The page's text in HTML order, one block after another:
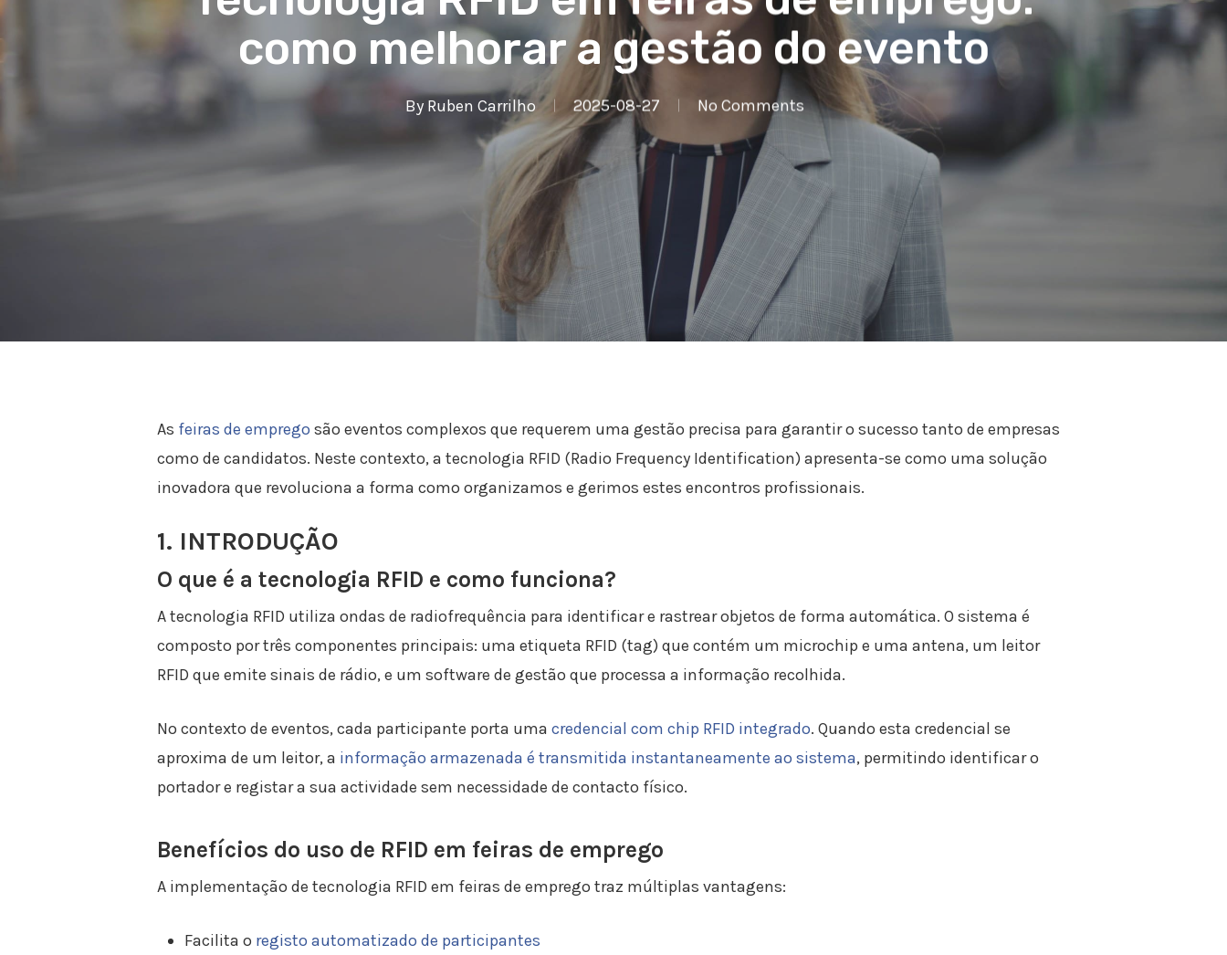
como melhorar a gestão do evento
By Ruben Carrilho 2025-08-27 No Comments
As feiras de emprego são eventos complexos que requerem uma gestão precisa para garantir o sucesso tanto de empresas
como de candidatos. Neste contexto, a tecnologia RFID (Radio Frequency Identification) apresenta-se como uma solução
inovadora que revoluciona a forma como organizamos e gerimos estes encontros profissionais.
1. INTRODUÇÃO
O que é a tecnologia RFID e como funciona?
A tecnologia RFID utiliza ondas de radiofrequência para identificar e rastrear objetos de forma automática. O sistema é
composto por três componentes principais: uma etiqueta RFID (tag) que contém um microchip e uma antena, um leitor
RFID que emite sinais de rádio, e um software de gestão que processa a informação recolhida.
No contexto de eventos, cada participante porta umacredencial com chip RFID integrado. Quando esta credencial se
aproxima de um leitor, a informação armazenada é transmitida instantaneamente ao sistema, permitindo identificar o
portador e registar a sua actividade sem necessidade de contacto físico.
Benefícios do uso de RFID em feiras de emprego
A implementação de tecnologia RFID em feiras de emprego traz múltiplas vantagens:
Facilita o registo automatizado de participantes